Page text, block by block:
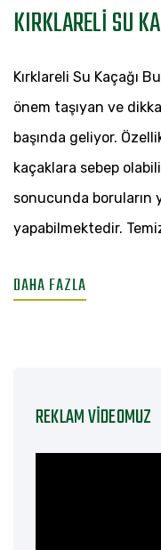
KIRKLARELI SU
Kırklareli Su Kaçağı
önem taşıyan ve
başında geliyor.
kaçaklara sebep
sonucunda boruların
yapabilmektedir.
DAHA FAZLA
REKLAM VIDEOMUZ